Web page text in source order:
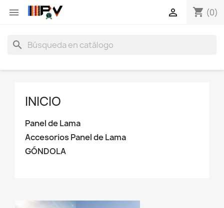
 shopping_cart (0)

search
INICIO
Panel de Lama
Accesorios Panel de Lama
GÓNDOLA